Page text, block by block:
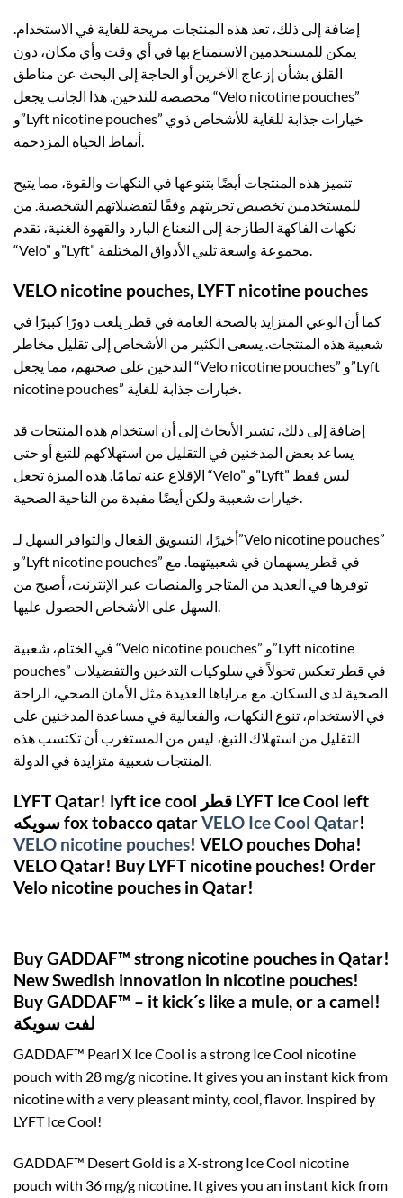
إضافة إلى ذلك، تعد هذه المنتجات مريحة للغاية في الاستخدام.
يمكن للمستخدمين الاستمتاع بها في أي وقت وأي مكان، دون
القلق بشأن إزعاج الآخرين أو الحاجة إلى البحث عن مناطق
مخصصة للتدخين. هذا الجانب يجعل “Velo nicotine pouches”
و”Lyft nicotine pouches” خيارات جذابة للغاية للأشخاص ذوي
أنماط الحياة المزدحمة.
تتميز هذه المنتجات أيضًا بتنوعها في النكهات والقوة، مما يتيح
للمستخدمين تخصيص تجربتهم وفقًا لتفضيلاتهم الشخصية. من
نكهات الفاكهة الطازجة إلى النعناع البارد والقهوة الغنية، تقدم
“Velo” و”Lyft” مجموعة واسعة تلبي الأذواق المختلفة.
VELO nicotine pouches, LYFT nicotine pouches
كما أن الوعي المتزايد بالصحة العامة في قطر يلعب دورًا كبيرًا في
شعبية هذه المنتجات. يسعى الكثير من الأشخاص إلى تقليل مخاطر
التدخين على صحتهم، مما يجعل “Velo nicotine pouches” و”Lyft
nicotine pouches” خيارات جذابة للغاية.
إضافة إلى ذلك، تشير الأبحاث إلى أن استخدام هذه المنتجات قد
يساعد بعض المدخنين في التقليل من استهلاكهم للتبغ أو حتى
الإقلاع عنه تمامًا. هذه الميزة تجعل “Velo” و”Lyft” ليس فقط
خيارات شعبية ولكن أيضًا مفيدة من الناحية الصحية.
أخيرًا، التسويق الفعال والتوافر السهل لـ”Velo nicotine pouches”
و”Lyft nicotine pouches” في قطر يسهمان في شعبيتهما. مع
توفرها في العديد من المتاجر والمنصات عبر الإنترنت، أصبح من
السهل على الأشخاص الحصول عليها.
في الختام، شعبية “Velo nicotine pouches” و”Lyft nicotine
pouches” في قطر تعكس تحولاً في سلوكيات التدخين والتفضيلات
الصحية لدى السكان. مع مزاياها العديدة مثل الأمان الصحي، الراحة
في الاستخدام، تنوع النكهات، والفعالية في مساعدة المدخنين على
التقليل من استهلاك التبغ، ليس من المستغرب أن تكتسب هذه
LYFT Qatar! lyft ice cool قطر LYFT Ice Cool left
سويكه fox tobacco qatarVELO Ice Cool Qatar!
VELO nicotine pouches! VELO pouches Doha!
VELO Qatar! Buy LYFT nicotine pouches! Order
Velo nicotine pouches in Qatar!
Buy GADDAF™ strong nicotine pouches in Qatar!
New Swedish innovation in nicotine pouches!
BuyGADDAF™ – it kick´s like a mule, or a camel!
لفت سويكة
GADDAF™ Pearl X Ice Cool is a strong Ice Cool nicotine
pouch with 28 mg/g nicotine. It gives you an instant kick from
nicotine with a very pleasant minty, cool, flavor. Inspired by
LYFT Ice Cool!
GADDAF™ Desert Gold is a X-strong Ice Cool nicotine
pouch with 36 mg/g nicotine. It gives you an instant kick from